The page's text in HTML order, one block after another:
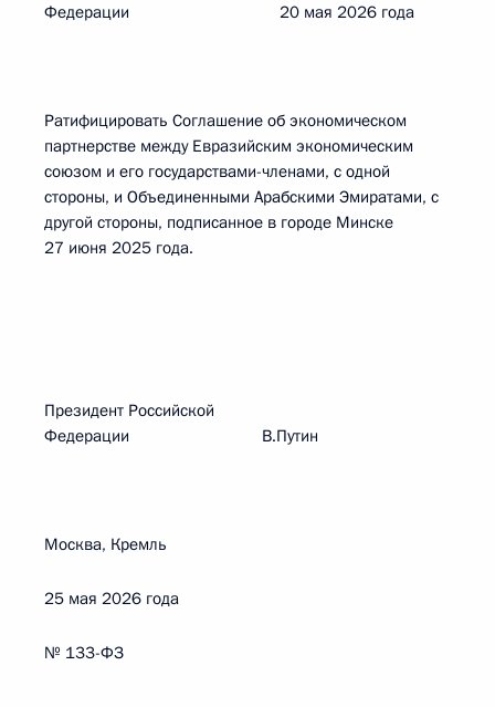
Федерации 20 мая 2026 года
Ратифицировать Соглашение об экономическом
партнерстве между Евразийским экономическим
союзом и его государствами-членами, с одной
стороны, и Объединенными Арабскими Эмиратами, с
другой стороны, подписанное в городе Минске
27 июня 2025 года.
Президент Российской
Федерации В.Путин
Москва, Кремль
25 мая 2026 года
№ 133-ФЗ